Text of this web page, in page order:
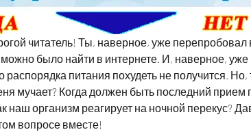
читатель! Ты, наверное, уже перепробовал
было найти в интернете. И, наверное, уже
распорядка питания похудеть не получится.
мучает? Когда должен быть последний прием
наш организм реагирует на ночной перекус?
вопросе вместе!